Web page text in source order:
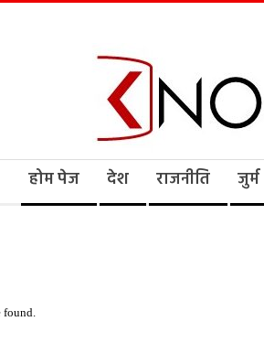
होम पेज देश राजनीति जुर्म
found.